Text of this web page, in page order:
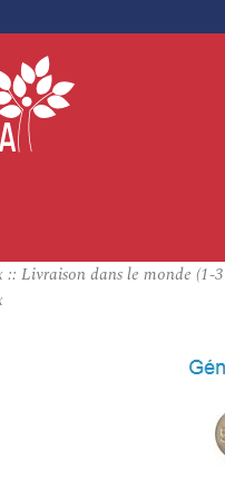
Livraison dans le monde (1-